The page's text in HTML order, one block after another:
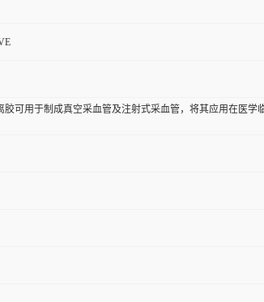
胶可用于制成真空采血管及注射式采血管，将其应用在医